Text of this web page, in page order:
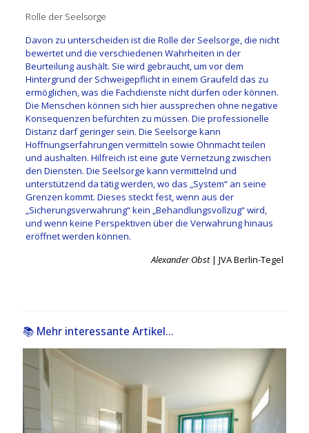
Rolle der Seelsorge
Davon zu unterscheiden ist die Rolle der Seelsorge, die nicht
bewertet und die verschiedenen Wahrheiten in der
Beurteilung aushält. Sie wird gebraucht, um vor dem
Hintergrund der Schweigepflicht in einem Graufeld das zu
ermöglichen, was die Fachdienste nicht dürfen oder können.
Die Menschen können sich hier aussprechen ohne negative
Konsequenzen befürchten zu müssen. Die professionelle
Distanz darf geringer sein. Die Seelsorge kann
Hoffnungserfahrungen vermitteln sowie Ohnmacht teilen
und aushalten. Hilfreich ist eine gute Vernetzung zwischen
den Diensten. Die Seelsorge kann vermittelnd und
unterstützend da tätig werden, wo das „System“ an seine
Grenzen kommt. Dieses steckt fest, wenn aus der
„Sicherungsverwahrung“ kein „Behandlungsvollzug“ wird,
und wenn keine Perspektiven über die Verwahrung hinaus
eröffnet werden können.
Alexander Obst | JVA Berlin-Tegel
📚 Mehr interessante Artikel...